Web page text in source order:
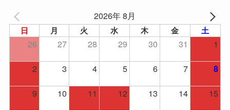
2026年 8月
日 月 火 水 木 金 土
26 27 28 29 30 31
1
2
3 4 5 6 7 8
9 10 11 12 13 14
15